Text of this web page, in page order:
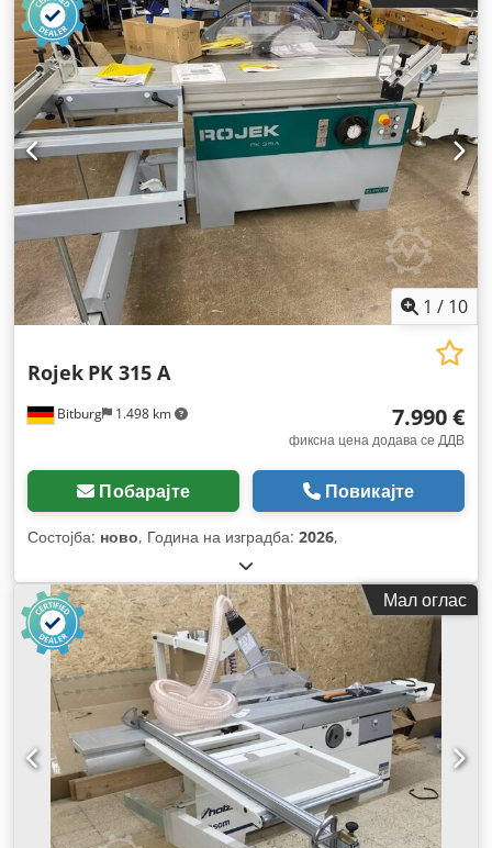
1 / 10
Bitburg 1.498 km
Rojek PK 315 A
7.990 €
фиксна цена додава се ДДВ
Побарајте Повикајте
Состојба: ново, Година на изградба: 2026,
Мал оглас